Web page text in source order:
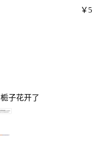
栀子花开了
￥5